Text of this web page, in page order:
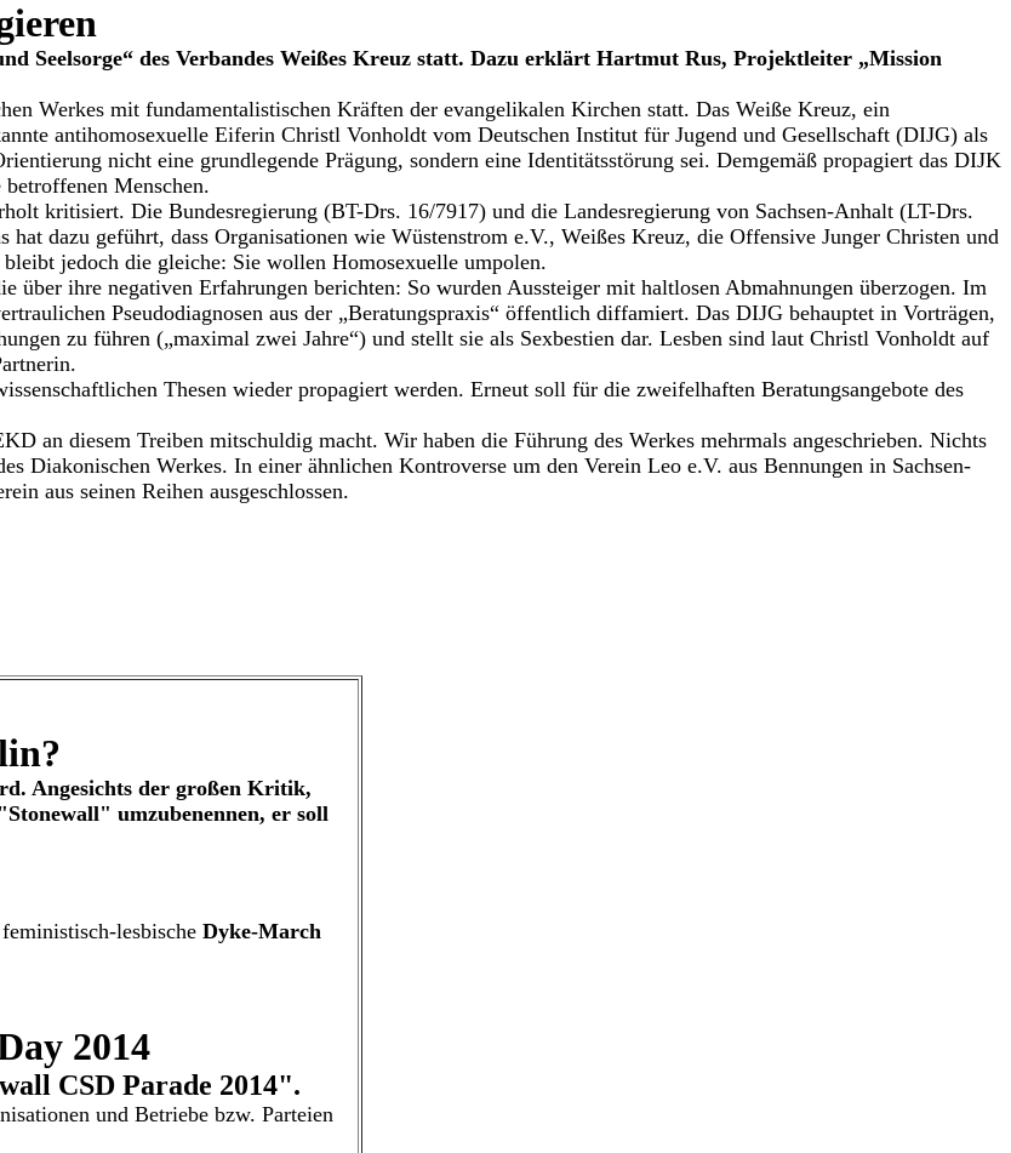
Seelsorge“ des Verbandes Weißes Kreuz statt. Dazu erklärt Hartmut Rus, Projektleiter „Mission
Werkes mit fundamentalistischen Kräften der evangelikalen Kirchen statt. Das Weiße Kreuz, ein
antihomosexuelle Eiferin Christl Vonholdt vom Deutschen Institut für Jugend und Gesellschaft (DIJG) als
nicht eine grundlegende Prägung, sondern eine Identitätsstörung sei. Demgemäß propagiert das DIJK
Menschen.
kritisiert. Die Bundesregierung (BT-Drs. 16/7917) und die Landesregierung von Sachsen-Anhalt (LT-Drs.
dazu geführt, dass Organisationen wie Wüstenstrom e.V., Weißes Kreuz, die Offensive Junger Christen und
jedoch die gleiche: Sie wollen Homosexuelle umpolen.
über ihre negativen Erfahrungen berichten: So wurden Aussteiger mit haltlosen Abmahnungen überzogen. Im
Pseudodiagnosen aus der „Beratungspraxis“ öffentlich diffamiert. Das DIJG behauptet in Vorträgen,
zu führen („maximal zwei Jahre“) und stellt sie als Sexbestien dar. Lesben sind laut Christl Vonholdt auf
Thesen wieder propagiert werden. Erneut soll für die zweifelhaften Beratungsangebote des
an diesem Treiben mitschuldig macht. Wir haben die Führung des Werkes mehrmals angeschrieben. Nichts
Diakonischen Werkes. In einer ähnlichen Kontroverse um den Verein Leo e.V. aus Bennungen in Sachsen-
aus seinen Reihen ausgeschlossen.
Angesichts der großen Kritik,
umzubenennen, er soll
lesbische Dyke-March
2014
CSD Parade 2014".
und Betriebe bzw. Parteien